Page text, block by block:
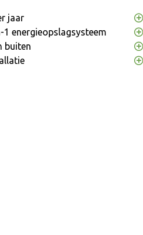
jaar
energieopslagsysteem
buiten